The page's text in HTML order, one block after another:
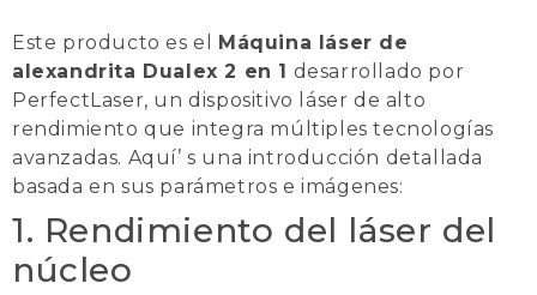
Este producto es el Máquina láser de
alexandrita Dualex 2 en 1 desarrollado por
PerfectLaser, un dispositivo láser de alto
rendimiento que integra múltiples tecnologías
avanzadas. Aquí’ s una introducción detallada
basada en sus parámetros e imágenes:
1. Rendimiento del láser del
núcleo